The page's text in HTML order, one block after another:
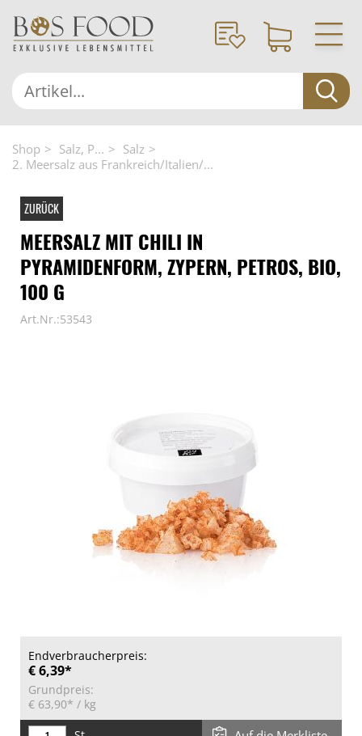
Shop Salz, P...
Salz
2. Meersalz aus Frankreich/Italien/...
ZURÜCK
MEERSALZ MIT CHILI IN
PYRAMIDENFORM, ZYPERN, PETROS, BIO,
100 G
Art.Nr.:53543
Endverbraucherpreis:
€ 6,39*
Grundpreis:
€ 63,90* / kg